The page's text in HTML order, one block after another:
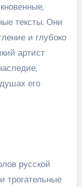
тексты. Они
и глубоко
артист
его
русской
трогательные